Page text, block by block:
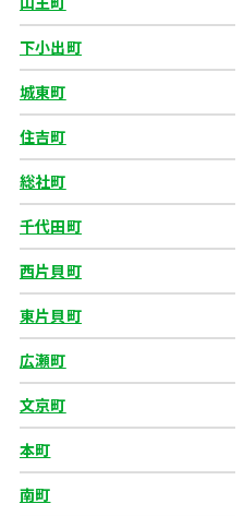
下小出町
城東町
住吉町
総社町
千代田町
西片貝町
東片貝町
広瀬町
文京町
本町
南町